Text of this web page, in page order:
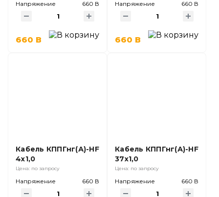
660 В
Напряжение 660 В
660 В
Напряжение 660 В
Кабель КППГнг(А)-HF
4х1,0
Цена: по запросу
Напряжение 660 В
Кабель КППГнг(А)-HF
37х1,0
Цена: по запросу
Напряжение 660 В